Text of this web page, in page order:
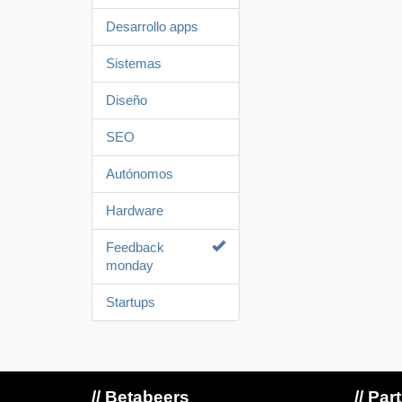
Desarrollo apps
Sistemas
Diseño
SEO
Autónomos
Hardware
Feedback
monday
Startups
// Betabeers //